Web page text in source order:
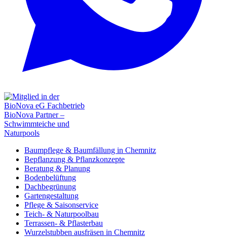
Baumpflege & Baumfällung in Chemnitz
Bepflanzung & Pflanzkonzepte
Beratung & Planung
Bodenbelüftung
Dachbegrünung
Gartengestaltung
Pflege & Saisonservice
Teich- & Naturpoolbau
Terrassen- & Pflasterbau
Wurzelstubben ausfräsen in Chemnitz